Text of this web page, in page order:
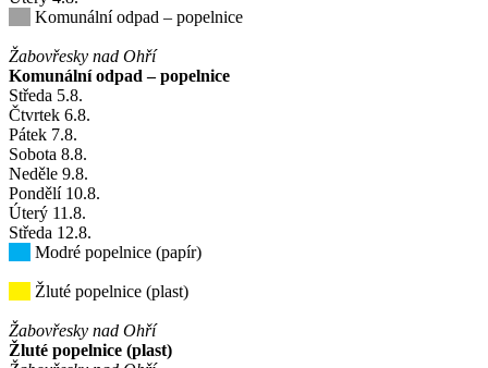
Komunální odpad – popelnice
Žabovřesky nad Ohří
Komunální odpad – popelnice
Středa 5.8.
Čtvrtek 6.8.
Pátek 7.8.
Sobota 8.8.
Neděle 9.8.
Pondělí 10.8.
Úterý 11 .8.
Středa 12.8.
Modré popelnice (papír)
Žluté popelnice (plast)
Žabovřesky nad Ohří
Žluté popelnice (plast)